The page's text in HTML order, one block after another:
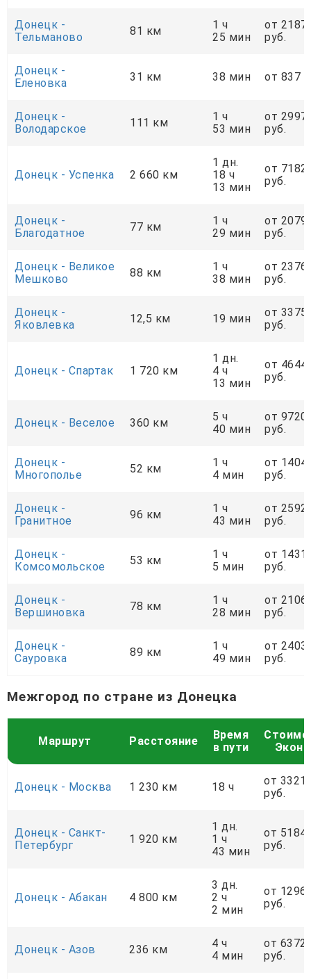
Донецк -
Тельманово
81 км
1 ч
25 мин
от 2187
руб.
Донецк -
Еленовка
31 км 38 мин от 837
Донецк -
Володарское
111 км
1 ч
53 мин
от 2997
руб.
Донецк - Успенка 2 660 км
1 дн.
18 ч
13 мин
от
руб.
Донецк -
Благодатное
77 км
1 ч
29 мин
от 2079
руб.
Донецк - Великое
Мешково
88 км
1 ч
38 мин
от 2376
руб.
Донецк -
Яковлевка
12,5 км 19 мин
от 3375
руб.
Донецк - Спартак 1 720 км
1 дн.
4 ч
13 мин
от
руб.
Донецк - Веселое 360 км
5 ч
40 мин
от 9720
руб.
Донецк -
Многополье
52 км
1 ч
4 мин
от 1404
руб.
Донецк -
Гранитное
96 км
1 ч
43 мин
от 2592
руб.
Донецк -
Комсомольское
53 км
1 ч
5 мин
от 1431
руб.
Донецк -
Вершиновка
78 км
1 ч
28 мин
от 2106
руб.
Донецк -
Сауровка
89 км
1 ч
49 мин
от 2403
руб.
Межгород по стране из Донецка
Маршрут Расстояние
Время
в пути
Донецк - Москва 1 230 км 18 ч
от
руб.
Донецк - Санкт-
Петербург
1 920 км
1 дн.
1 ч
43 мин
от
руб.
Донецк - Абакан 4 800 км
3 дн.
2 ч
2 мин
от
руб.
Донецк - Азов 236 км
4 ч
4 мин
от 6372
руб.